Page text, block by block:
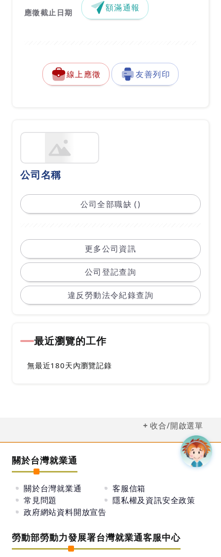
應徵截止日期 額滿通報
線上應徵 友善列印
公司名稱
公司全部職缺 ()
更多公司資訊
公司登記查詢
違反勞動法令紀錄查詢
最近瀏覽的工作
無最近180天內瀏覽記錄
收合/開啟選單
關於台灣就業通
關於台灣就業通
客服信箱
常見問題
隱私權及資訊安全政策
政府網站資料開放宣告
勞動部勞動力發展署台灣就業通客服中心